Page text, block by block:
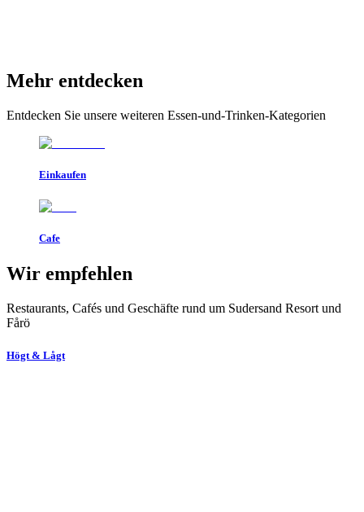
Mehr entdecken
Entdecken Sie unsere weiteren Essen-und-Trinken-Kategorien
Einkaufen
Cafe
Wir empfehlen
Restaurants, Cafés und Geschäfte rund um Sudersand Resort und
Fårö
Högt & Lågt